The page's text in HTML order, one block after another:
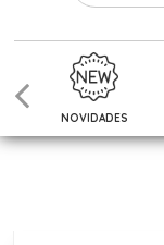
NOVIDADES